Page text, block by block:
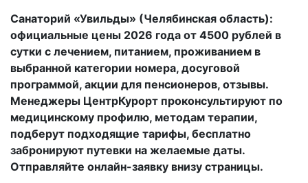
Санаторий «Увильды» (Челябинская область):
официальные цены 2026 года от 4500 рублей в
сутки с лечением, питанием, проживанием в
выбранной категории номера, досуговой
программой, акции для пенсионеров, отзывы.
Менеджеры ЦентрКурорт проконсультируют по
медицинскому профилю, методам терапии,
подберут подходящие тарифы, бесплатно
забронируют путевки на желаемые даты.
Отправляйте онлайн-заявку внизу страницы.